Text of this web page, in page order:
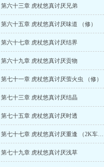
第六十三章 虎杖悠真讨厌兄弟
第六十五章 虎杖悠真讨厌味道 （修）
第六十七章 虎杖悠真讨厌结界
第六十九章 虎杖悠真讨厌贡物
第七十一章 虎杖悠真讨厌萤火虫 （修）
第七十三章 虎杖悠真讨厌结晶
第七十五章 虎杖悠真讨厌时透
第七十七章 虎杖悠真讨厌重逢 （2K车尾气）
第七十九章 虎杖悠真讨厌浅草